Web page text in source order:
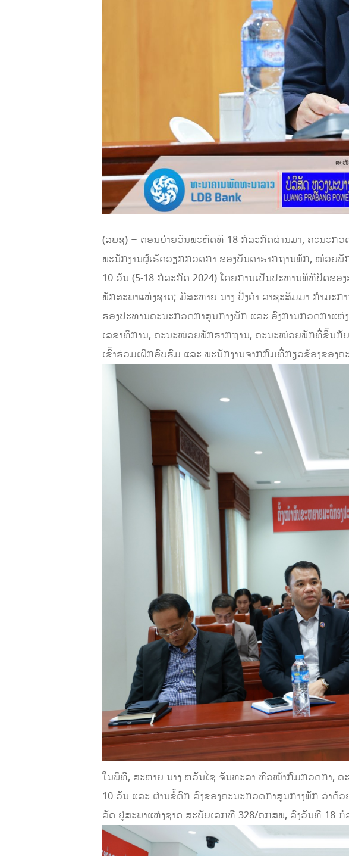
(ສພຊ) – ຕອນບ່າຍວັນພະຫັດທີ 18 ກໍລະກົດຜ່ານມາ, ຄະນະກ
ພະນັກງານຜູ້ເຮັດວຽກກວດກາ ຂອງບັນດາຮາກຖານພັກ, ໜ່ວຍພັ
10 ວັນ (5-18 ກໍລະກົດ 2024) ໂດຍການເປັນປະທານພິທີປິດຂອ
ພັກສະພາແຫ່ງຊາດ; ມີສະຫາຍ ນາງ ປິ່ງຄຳ ລາຊະສິມມາ ກຳມະ
ຮອງປະທານຄະນະກວດກາສູນກາງພັກ ແລະ ອົງການກວດກາແ
ເລຂາທິການ, ຄະນະໜ່ວຍພັກຮາກຖານ, ຄະນະໜ່ວຍພັກທີ່ຂຶ້ນກັ
ເຂົ້າຮ່ວມເຝິກອົບຮົມ ແລະ ພະນັກງານຈາກກົມທີ່ກ່ຽວຂ້ອງຂອງຄ
ໃນພິທີ, ສະຫາຍ ນາງ ຫວັນໄຊ ຈັນທະລາ ຫົວໜ້າກົມກວດກາ, ຄ
10 ວັນ ແລະ ຜ່ານຂໍ້ຕົກ ລົງຂອງຄະນະກວດກາສູນກາງພັກ ວ່າ
ລັດ ຢູ່ສະພາແຫ່ງຊາດ ສະບັບເລກທີ 328/ຄກສພ, ລົງວັນທີ 18 ກໍ